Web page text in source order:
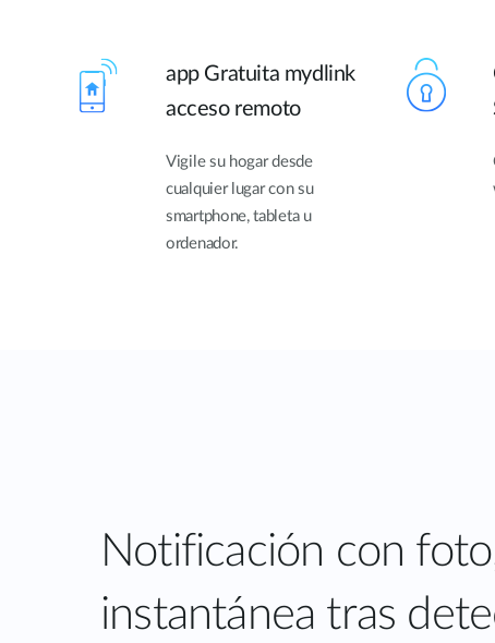
app Gratuita mydlink
acceso remoto
Vigile su hogar desde
cualquier lugar con su
smartphone, tableta u
ordenador.
Notificación con
instantánea tras